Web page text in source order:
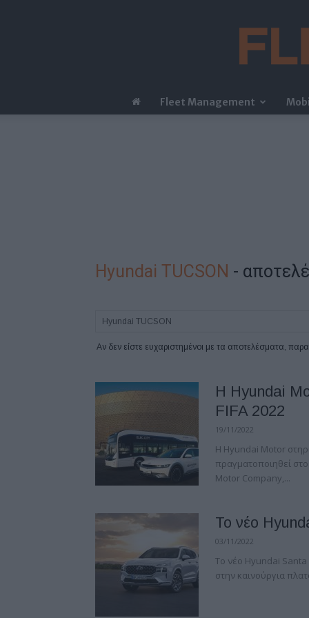
Fleet Management
Hyundai TUCSON -
Αν δεν είστε ευχαριστημένοι με τα αποτελέσματα,
Η Hyundai
FIFA 2022
19/11/2022
Η Hyundai Motor
πραγματοποιηθεί
Motor Company,...
Το νέο
03/11/2022
Το νέο Hyundai
στην καινούργια